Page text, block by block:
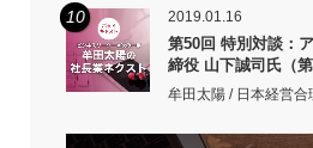
10 2019.01.16
第50回 特別対談：
締役 山下誠司氏（第
牟田太陽 / 日本経営